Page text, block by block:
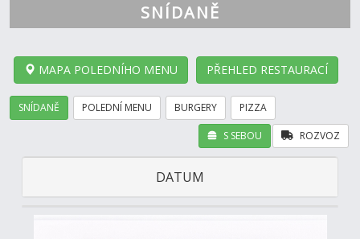
SNÍDANĚ
MAPA POLEDNÍHO MENU PŘEHLED RESTAURACÍ
SNÍDANĚ POLEDNÍ MENU BURGERY PIZZA
ROZVOZ
S SEBOU
DATUM